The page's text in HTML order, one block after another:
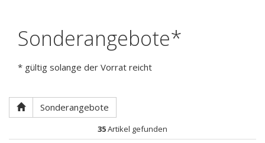
Sonderangebote*
* gültig solange der Vorrat reicht
Sonderangebote
35Artikel gefunden